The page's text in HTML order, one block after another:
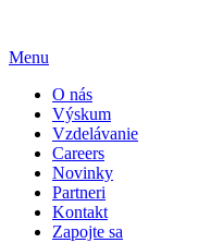
Menu
O nás
Výskum
Vzdelávanie
Careers
Novinky
Partneri
Kontakt
Zapojte sa